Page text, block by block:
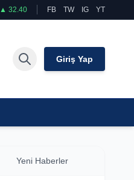
▲ 32.40 FB TW IG YT
Giriş Yap
Yeni Haberler